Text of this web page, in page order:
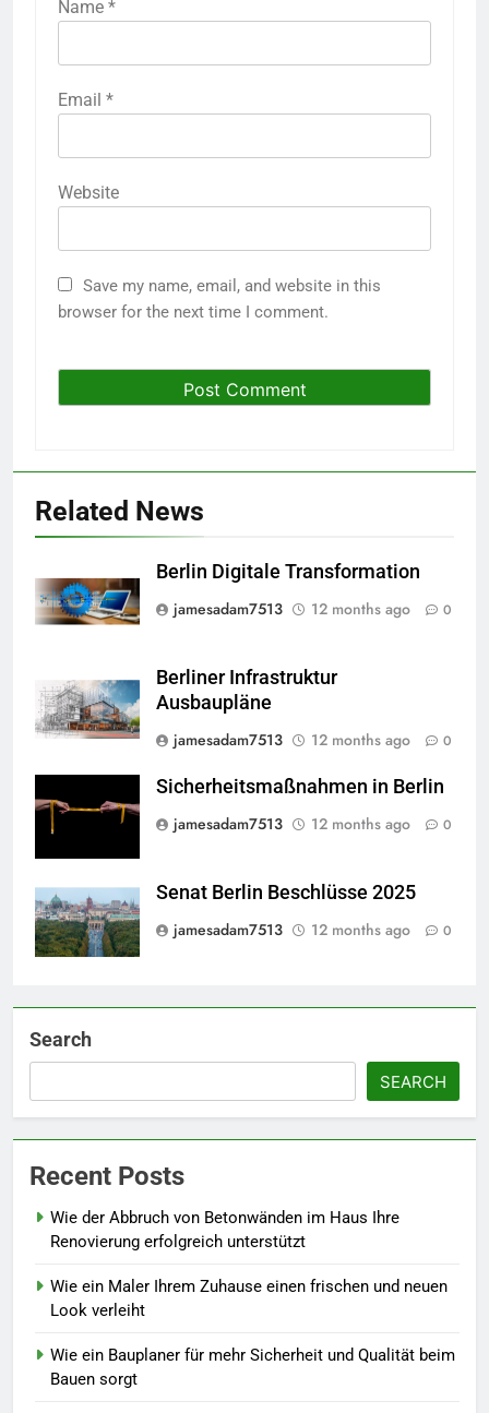
Name *
Email *
Website
Save my name, email, and website in this
browser for the next time I comment.
Related News
Berlin Digitale Transformation
jamesadam7513
12 months ago 0
Berliner Infrastruktur
Ausbaupläne
jamesadam7513
12 months ago 0
Sicherheitsmaßnahmen in Berlin
jamesadam7513
12 months ago 0
Senat Berlin Beschlüsse 2025
jamesadam7513
12 months ago 0
Search
SEARCH
Recent Posts
Wie der Abbruch von Betonwänden im Haus Ihre
Renovierung erfolgreich unterstützt
Wie ein Maler Ihrem Zuhause einen frischen und neuen
Look verleiht
Wie ein Bauplaner für mehr Sicherheit und Qualität beim
Bauen sorgt